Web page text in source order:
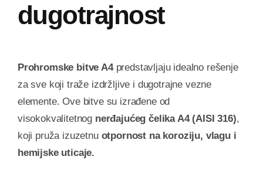
dugotrajnost
Prohromske bitve A4predstavljaju idealno rešenje
za sve koji traže izdržljive i dugotrajne vezne
elemente. Ove bitve su izrađene od
visokokvalitetnog nerđajućeg čelika A4 (AISI 316),
koji pruža izuzetnu otpornost na koroziju, vlagu i
hemijske uticaje.